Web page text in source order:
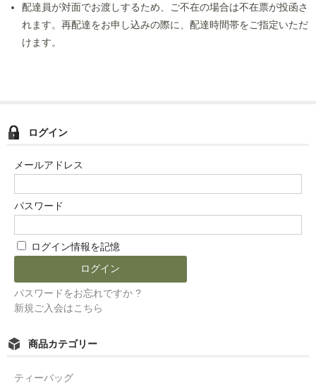
配達員が対面でお渡しするため、ご不在の場合は不在票が投函さ
れます。再配達をお申し込みの際に、配達時間帯をご指定いただ
けます。
ログイン
メールアドレス
パスワード
ログイン情報を記憶
パスワードをお忘れですか ?
新規ご入会はこちら
商品カテゴリー
ティーバッグ